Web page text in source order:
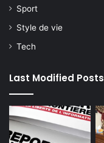
Sport
Style de vie
Tech
Last Modified Posts